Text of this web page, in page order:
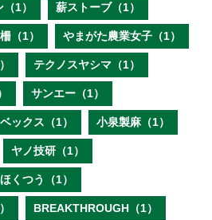
1） 薪ストーブ（1）
（1） やまがた農業女子（1）
テクノスヤシマ（1）
サンエー（1）
ックス（1） 小泉製麻（1）
ヤノ技研（1）
ほくつう（1）
BREAKTHROUGH（1）